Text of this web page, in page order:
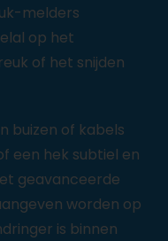
melders
op het
of het snijden
buizen of kabels
een hek subtiel en
geavanceerde
worden op
is binnen